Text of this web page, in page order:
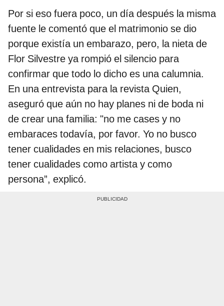
Por si eso fuera poco, un día después la misma
fuente le comentó que el matrimonio se dio
porque existía un embarazo, pero, la nieta de
Flor Silvestre ya rompió el silencio para
confirmar que todo lo dicho es una calumnia.
En una entrevista para la revista Quien,
aseguró que aún no hay planes ni de boda ni
de crear una familia: "no me cases y no
embaraces todavía, por favor. Yo no busco
tener cualidades en mis relaciones, busco
tener cualidades como artista y como
persona”, explicó.